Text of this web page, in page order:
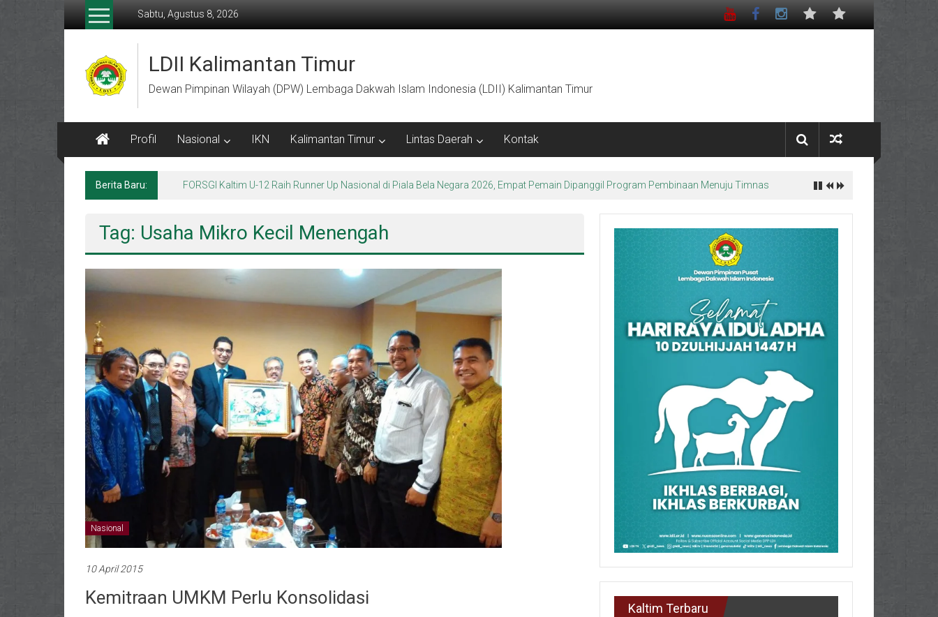
Lompat
Sabtu, Agustus 8, 2026
LDII Kalimantan Timur
Dewan Pimpinan Wilayah (DPW) Lembaga Dakwah Islam Indonesia (LDII) Kalimantan Timur
Profil Nasional IKN Kalimantan Timur Lintas Daerah Kontak
Berita Baru: Menempa Generasi Muda Berkarakter Luhur di Bumi Perkemahan Makroman Indah melalui CAI ke-47
Tag: Usaha Mikro Kecil Menengah
Nasional
10 April 2015
Kemitraan UMKM Perlu Konsolidasi
Kaltim Terbaru